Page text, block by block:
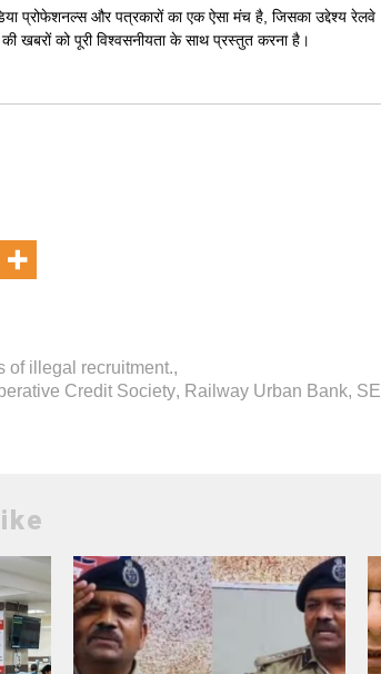
प्रोफेशनल्स और पत्रकारों का एक ऐसा मंच है, जिसका उद्देश्य रेलवे
खबरों को पूरी विश्वसनीयता के साथ प्रस्तुत करना है।
of illegal recruitment.,
Credit Society, Railway Urban Bank, SE